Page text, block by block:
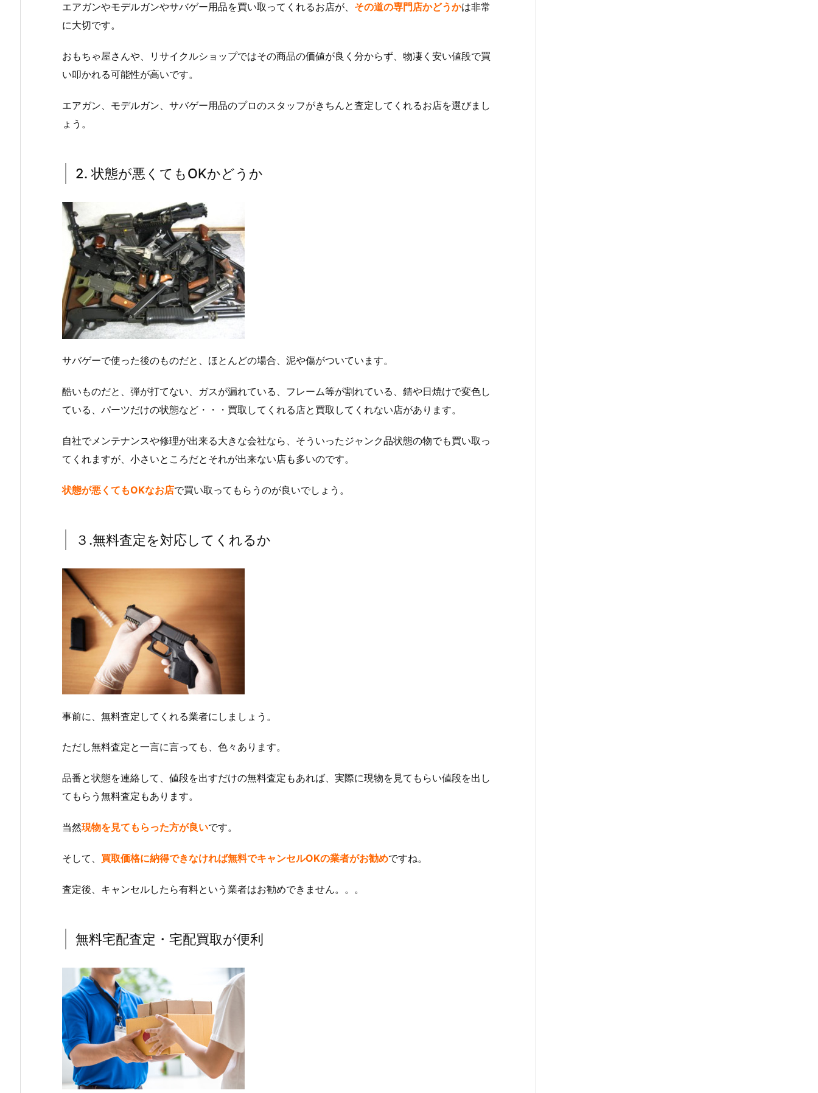
エアガンやモデルガンやサバゲー用品を買い取ってくれるお店が、 その道の専門店かどうかは非常
に大切です。
おもちゃ屋さんや、リサイクルショップではその商品の価値が良く分からず、物凄く安い値段で買
い叩かれる可能性が高いです。
エアガン、モデルガン、サバゲー用品のプロのスタッフがきちんと査定してくれるお店を選びまし
ょう。
2. 状態が悪くてもOKかどうか
サバゲーで使った後のものだと、ほとんどの場合、泥や傷がついています。
酷いものだと、弾が打てない、ガスが漏れている、フレーム等が割れている、錆や日焼けで変色し
ている、パーツだけの状態など・・・買取してくれる店と買取してくれない店があります。
自社でメンテナンスや修理が出来る大きな会社なら、そういったジャンク品状態の物でも買い取っ
てくれますが、小さいところだとそれが出来ない店も多いのです。
状態が悪くてもOKなお店で買い取ってもらうのが良いでしょう。
３.無料査定を対応してくれるか
事前に、無料査定してくれる業者にしましょう。
ただし無料査定と一言に言っても、色々あります。
品番と状態を連絡して、値段を出すだけの無料査定もあれば、実際に現物を見てもらい値段を出し
てもらう無料査定もあります。
当然現物を見てもらった方が良いです。
そして、 買取価格に納得できなければ無料でキャンセルOKの業者がお勧めですね。
査定後、キャンセルしたら有料という業者はお勧めできません。。。
無料宅配査定・宅配買取が便利